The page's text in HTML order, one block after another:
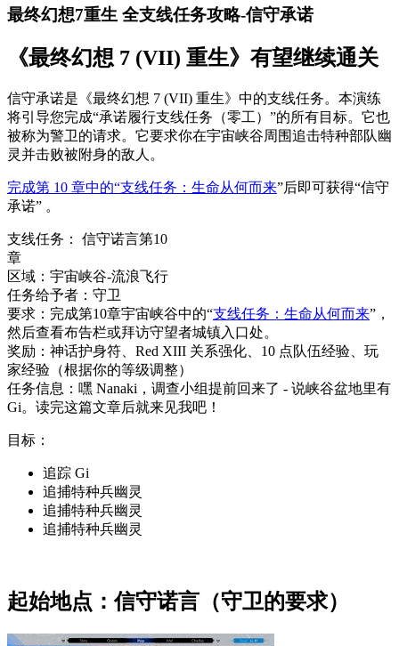
最终幻想7重生 全支线任务攻略-信守承诺
《最终幻想 7 (VII) 重生》有望继续通关
信守承诺是《最终幻想 7 (VII) 重生》中的支线任务。 本演练
将引导您完成“承诺履行支线任务（零工）”的所有目标。 它也
被称为警卫的请求。 它要求你在宇宙峡谷周围追击特种部队幽
灵并击败被附身的敌人。
完成第 10 章中的“支线任务：生命从何而来”后即可获得“信守
承诺” 。
支线任务： 信守诺言第10
章
区域： 宇宙峡谷-流浪飞行
任务给予者： 守卫
要求： 完成第10章宇宙峡谷中的“支线任务：生命从何而来”，
然后查看布告栏或拜访守望者城镇入口处。
奖励： 神话护身符、Red XIII 关系强化、10 点队伍经验、玩
家经验（根据你的等级调整）
任务信息： 嘿 Nanaki，调查小组提前回来了 - 说峡谷盆地里有
Gi。 读完这篇文章后就来见我吧！
目标：
追踪 Gi
追捕特种兵幽灵
追捕特种兵幽灵
追捕特种兵幽灵
起始地点：信守诺言（守卫的要求）